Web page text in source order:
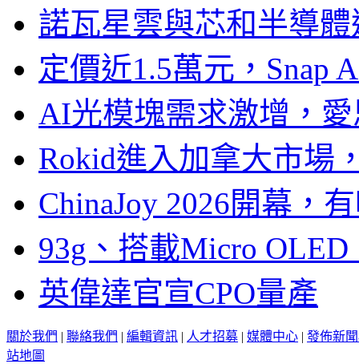
諾瓦星雲與芯和半導
定價近1.5萬元，Snap
AI光模塊需求激增，
Rokid進入加拿大市場
ChinaJoy 2026開幕，
93g、搭載Micro
英偉達官宣CPO量產
關於我們 | 聯絡我們 | 編輯資訊 | 人才招募 | 媒體中心 | 發佈新
站地圖